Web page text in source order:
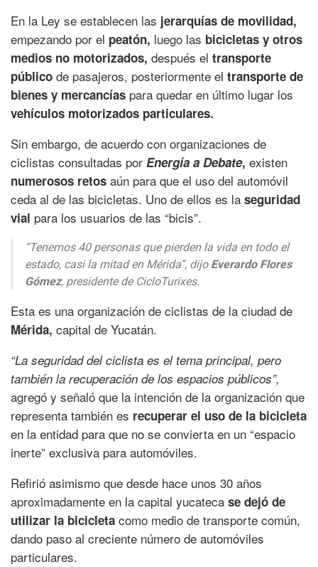
En la Ley se establecen las jerarquías de movilidad,
empezando por el peatón, luego las bicicletas y otros
medios no motorizados, después el transporte
público de pasajeros, posteriormente el transporte de
bienes y mercancías para quedar en último lugar los
vehículos motorizados particulares.
Sin embargo, de acuerdo con organizaciones de
ciclistas consultadas por Energía a Debate, existen
numerosos retos aún para que el uso del automóvil
ceda al de las bicicletas. Uno de ellos es la seguridad
vial para los usuarios de las “bicis”.
“Tenemos 40 personas que pierden la vida en todo el
estado, casi la mitad en Mérida”, dijo Everardo Flores
Gómez, presidente de CicloTurixes.
Esta es una organización de ciclistas de la ciudad de
Mérida, capital de Yucatán.
“La seguridad del ciclista es el tema principal, pero
también la recuperación de los espacios públicos”,
agregó y señaló que la intención de la organización que
representa también es recuperar el uso de la bicicleta
en la entidad para que no se convierta en un “espacio
inerte” exclusiva para automóviles.
Refirió asimismo que desde hace unos 30 años
aproximadamente en la capital yucateca se dejó de
utilizar la bicicleta como medio de transporte común,
dando paso al creciente número de automóviles
particulares.